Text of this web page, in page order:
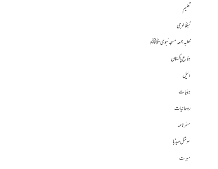
تعلیم
ٹیکنالوجی
خطبہ جمعہ مسجد نبوی ﷺ
دفاع پاکستان
دلیل
دینیات
روحانیات
سفرنامہ
سوشل میڈیا
سیرت